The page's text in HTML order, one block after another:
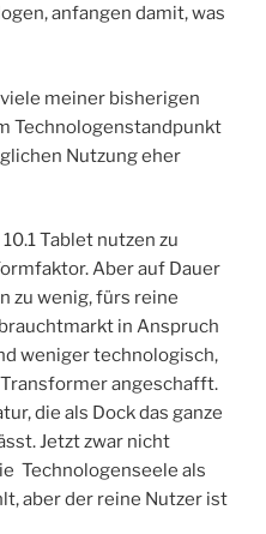
anfangen damit, was
meiner bisherigen
Technologenstandpunkt
Nutzung eher
Tablet nutzen zu
Aber auf Dauer
zu wenig, fürs reine
in Anspruch
weniger technologisch,
angeschafft.
die als Dock das ganze
Jetzt zwar nicht
Technologenseele als
aber der reine Nutzer ist